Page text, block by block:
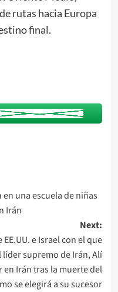
rutas hacia Europa
final.
una escuela de niñas
Irán
Next:
e Israel con el que
supremo de Irán, Alí
Irán tras la muerte del
se elegirá a su sucesor